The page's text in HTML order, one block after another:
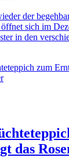
der
sich im
in den
das